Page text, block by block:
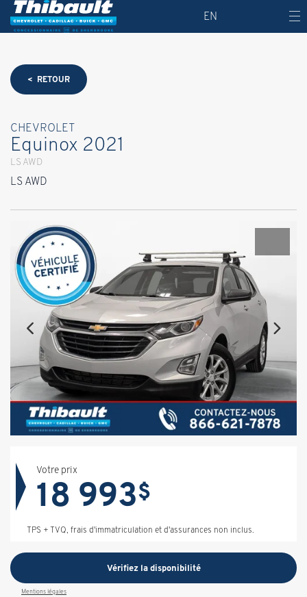
EN
< RETOUR
CHEVROLET
Equinox 2021
LS AWD
LS AWD
Votre prix
18 993$
TPS + TVQ, frais d'immatriculation et d'assurances non inclus.
Vérifiez la disponibilité
Mentions légales